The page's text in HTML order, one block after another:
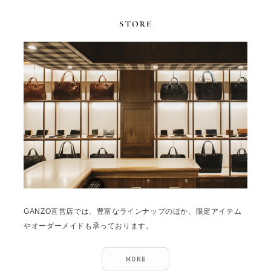
GANZO直営店では、豊富なラインナップのほか、限定アイテム
やオーダーメイドも承っております。